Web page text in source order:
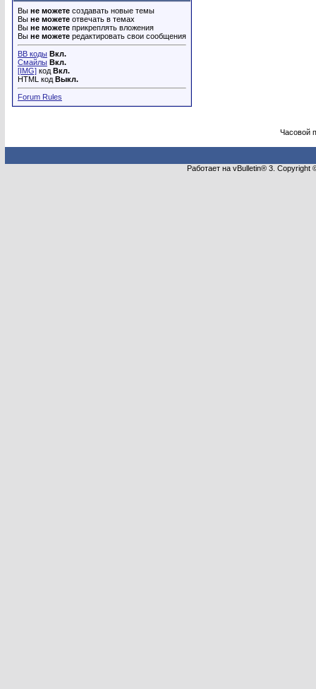
Вы не можете создавать новые темы
Вы не можете отвечать в темах
Вы не можете прикреплять вложения
Вы не можете редактировать свои сообщения
BB коды Вкл.
Смайлы Вкл.
[IMG] код Вкл.
HTML код Выкл.
Forum Rules
Часовой
Работает на vBulletin® 3.